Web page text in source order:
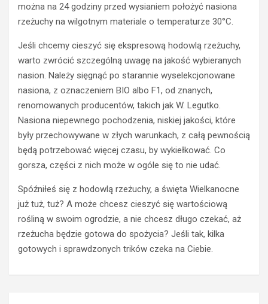
można na 24 godziny przed wysianiem położyć nasiona
rzeżuchy na wilgotnym materiale o temperaturze 30°C.
Jeśli chcemy cieszyć się ekspresową hodowlą rzeżuchy,
warto zwrócić szczególną uwagę na jakość wybieranych
nasion. Należy sięgnąć po starannie wyselekcjonowane
nasiona, z oznaczeniem BIO albo F1, od znanych,
renomowanych producentów, takich jak W. Legutko.
Nasiona niepewnego pochodzenia, niskiej jakości, które
były przechowywane w złych warunkach, z całą pewnością
będą potrzebować więcej czasu, by wykiełkować. Co
gorsza, części z nich może w ogóle się to nie udać.
Spóźniłeś się z hodowlą rzeżuchy, a święta Wielkanocne
już tuż, tuż? A może chcesz cieszyć się wartościową
rośliną w swoim ogrodzie, a nie chcesz długo czekać, aż
rzeżucha będzie gotowa do spożycia? Jeśli tak, kilka
gotowych i sprawdzonych trików czeka na Ciebie.
e
w
c
a
s
a
c
a
w
a
d
z
e
w
y
k
e
o
w
c
a
p
a
z
a
a